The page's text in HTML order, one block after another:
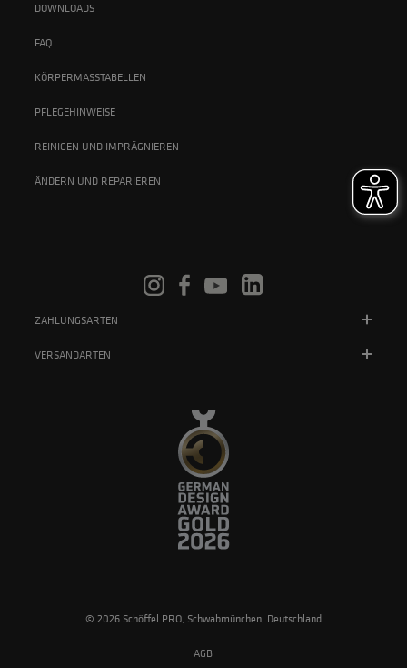
DOWNLOADS
FAQ
KÖRPERMASSTABELLEN
PFLEGEHINWEISE
REINIGEN UND IMPRÄGNIEREN
ÄNDERN UND REPARIEREN
ZAHLUNGSARTEN
VERSANDARTEN
© 2026 Schöffel PRO, Schwabmünchen, Deutschland
AGB